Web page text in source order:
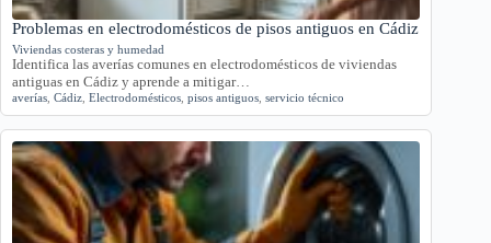
Problemas en electrodomésticos de pisos antiguos en Cádiz
Viviendas costeras y humedad
Identifica las averías comunes en electrodomésticos de viviendas
antiguas en Cádiz y aprende a mitigar…
averías Cádiz Electrodomésticos pisos antiguos servicio técnico